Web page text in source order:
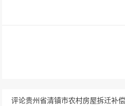
评论贵州省清镇市农村房屋拆迁补